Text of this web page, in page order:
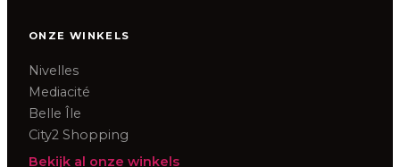
ONZE WINKELS
Nivelles
Mediacité
Belle Île
City2 Shopping
Bekijk al onze winkels